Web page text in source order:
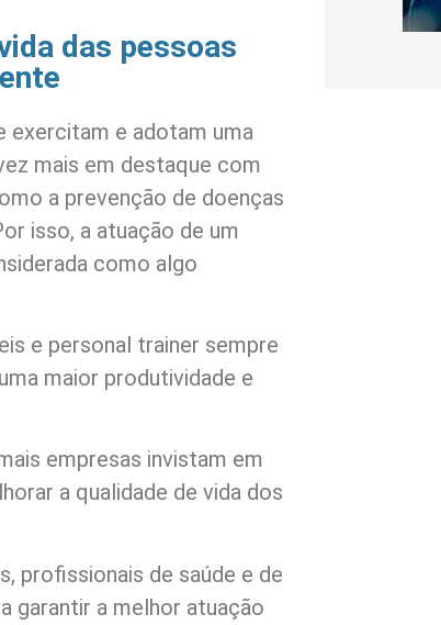
das pessoas
exercitam e adotam uma
mais em destaque com
a prevenção de doenças
isso, a atuação de um
como algo
e personal trainer sempre
maior produtividade e
empresas invistam em
a qualidade de vida dos
profissionais de saúde e de
garantir a melhor atuação